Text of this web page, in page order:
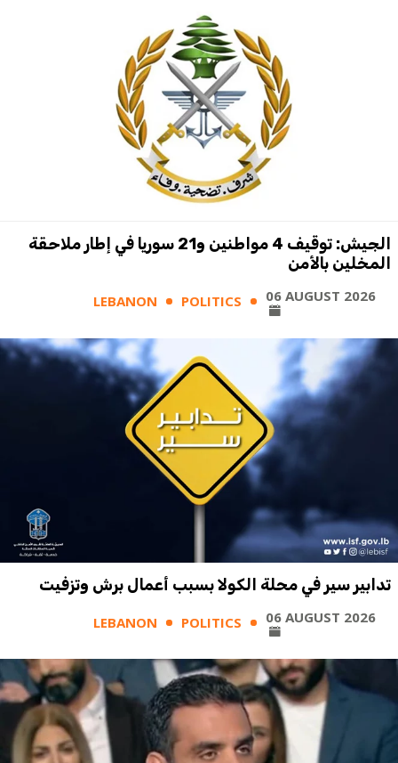
الجيش: توقيف 4 مواطنين و21 سوريا في إطار ملاحقة
المخلين بالأمن
LEBANON POLITICS 06 AUGUST 2026
تدابير سير في محلة الكولا بسبب أعمال برش وتزفيت
LEBANON POLITICS 06 AUGUST 2026